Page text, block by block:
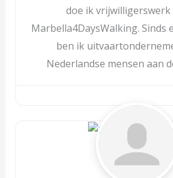
doe ik vrijwilligerswerk
Marbella4DaysWalking. Sinds
ben ik
Nederlandse mensen aan